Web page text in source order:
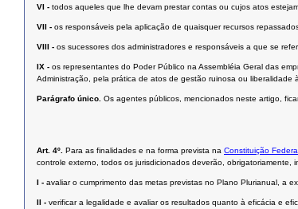
VI - todos aqueles que lhe devam prestar contas ou cujos atos
VII - os responsáveis pela aplicação de quaisquer recursos
VIII - os sucessores dos administradores e responsáveis a que se
IX - os representantes do Poder Público na Assembléia Geral das
Administração, pela prática de atos de gestão ruinosa ou liberalidade
Parágrafo único. Os agentes públicos, mencionados neste artigo,
Art. 4º. Para as finalidades e na forma prevista na Constituição Federal
controle externo, todos os jurisdicionados deverão, obrigatoriamente,
I - avaliar o cumprimento das metas previstas no Plano Plurianual, a
II - verificar a legalidade e avaliar os resultados quanto à eficácia e